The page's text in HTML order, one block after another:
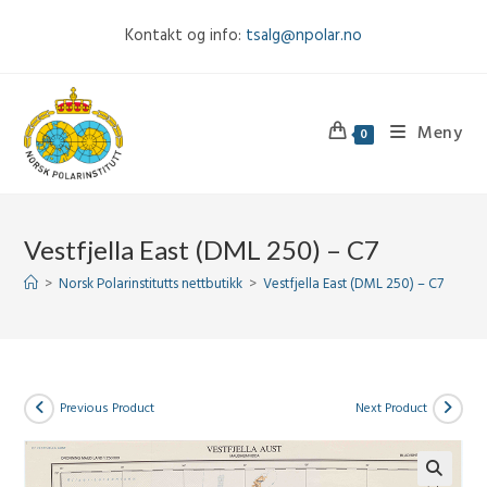
Kontakt og info: tsalg@npolar.no
0 Meny
Vestfjella East (DML 250) – C7
> Norsk Polarinstitutts nettbutikk > Vestfjella East (DML 250) – C7
Previous Product Next Product